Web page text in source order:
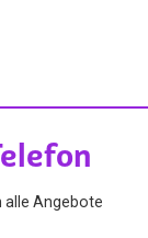
alle Angebote